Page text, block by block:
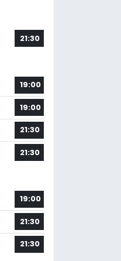
21:30
19:00
19:00
21:30
21:30
19:00
21:30
21:30